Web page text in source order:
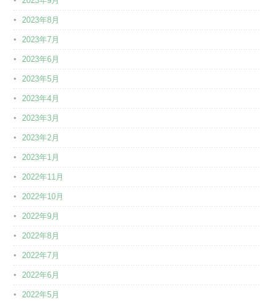
2023年8月
2023年7月
2023年6月
2023年5月
2023年4月
2023年3月
2023年2月
2023年1月
2022年11月
2022年10月
2022年9月
2022年8月
2022年7月
2022年6月
2022年5月